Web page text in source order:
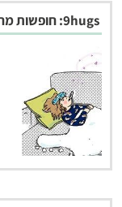
9hugs: חופשות מחלה